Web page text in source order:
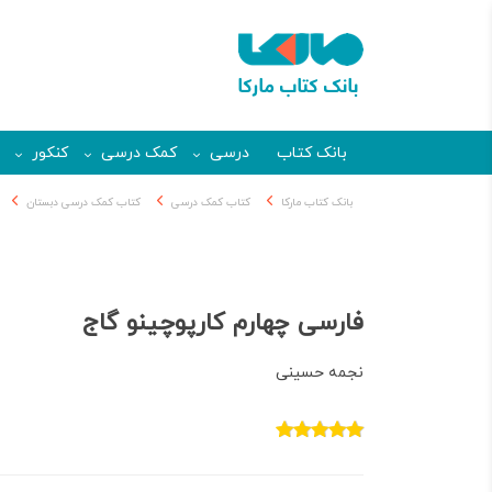
بانک کتاب درسی کمک درسی کنکور
بانک کتاب مارکا کتاب کمک درسی کتاب کمک درسی دبستان
فارسی چهارم کارپوچینو گاج
نجمه حسینی